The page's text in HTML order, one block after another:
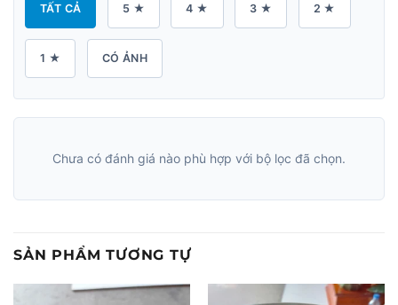
TẤT CẢ 5 ★ 4 ★ 3 ★ 2 ★
1 ★ CÓ ẢNH
Chưa có đánh giá nào phù hợp với bộ lọc đã chọn.
SẢN PHẨM TƯƠNG TỰ